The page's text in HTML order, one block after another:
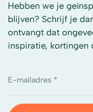
Hebben we je
blijven? Schrijf je
ontvangt dat
inspiratie, kortingen
E-mailadres *